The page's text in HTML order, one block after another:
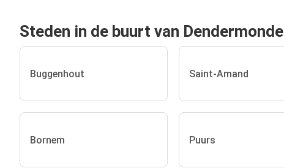
Steden in de buurt van Dendermonde
Buggenhout Saint-Amand
Bornem Puurs